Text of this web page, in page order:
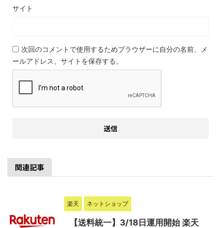
サイト
次回のコメントで使用するためブラウザーに自分の名前、メ
ールアドレス、サイトを保存する。
関連記事
楽天 ネットショップ
【送料統一】3/18日運用開始 楽天